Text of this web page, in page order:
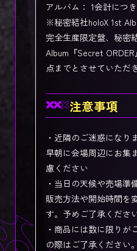
アルバム： 1会計につ
※秘密結社holoX 1st
完全生産限定盤、秘密
Album『Secret
点までとさせていただ
注意事項
・近隣のご迷惑になり
早朝に会場周辺にお集
慮ください
・当日の天候や売場準
販売方法や開始時間を
す。予めご了承ください
・商品には数に限りが
の際はご了承ください。